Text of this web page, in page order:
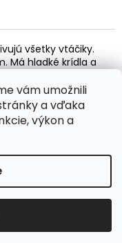
vám umožnili
a vďaka
výkon a
všetky vtáčiky.
Má hladké krídla a
Ľahko sa
je najveselšie. Ich
ráno majú
práva vyhradené.